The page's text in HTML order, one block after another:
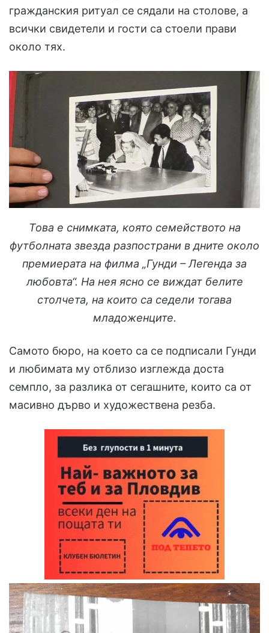
гражданския ритуал се сядали на столове, а
всички свидетели и гости са стоели прави
около тях.
Това е снимката, която семейството на
футболната звезда разпострани в дните около
премиерата на филма „Гунди – Легенда за
любовта“. На нея ясно се виждат белите
столчета, на които са седели тогава
младоженците.
Самото бюро, на което са се подписали Гунди
и любимата му отблизо изглежда доста
семпло, за разлика от сегашните, които са от
масивно дърво и художествена резба.